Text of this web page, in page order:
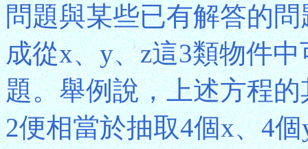
問題與某些已有解答的
成從x、y、z這3類物件
題。舉例說，上述方程
2便相當於抽取4個x、4